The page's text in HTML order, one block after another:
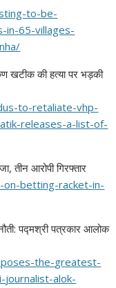
to-be-
in-65-villages-
खटीक की हत्या पर भड़की
to-retaliate-vhp-
releases-a-list-of-
तीन आरोपी गिरफ्तार
on-betting-racket-in-
पद्मश्री पत्रकार आलोक
the-greatest-
journalist-alok-